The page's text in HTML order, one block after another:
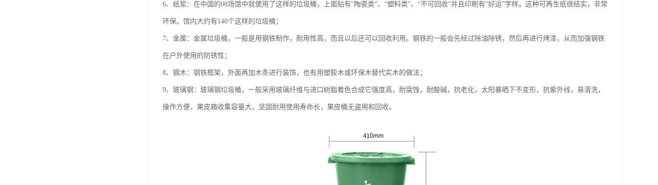
6、纸浆：在中国的08场馆中就使用了这样的垃圾桶，上面贴有“陶瓷类”、“塑料类”、“不可回收”并且印刷有“好运”字样。这种可再生纸很结实，非常
环保。馆内大约有140个这样的垃圾桶；
7、金属：金属垃圾桶，一般是用钢铁制作，耐用性高，而且以后还可以回收利用。钢铁的一般会先经过除油除锈，然后再进行烤漆，从而加强钢铁
在户外使用的防锈性；
8、钢木：钢铁框架，外面再加木条进行装饰，也有用塑胶木或环保木替代实木的做法；
9、玻璃钢：玻璃钢垃圾桶，一般采用玻璃纤维与进口树脂着色合成它强度高，耐腐蚀，耐酸碱，抗老化，太阳暴晒下不变形，抗紫外线，易清洗，
操作方便，果皮箱收集容量大，坚固耐用使用寿命长，果皮桶无盗用和回收。